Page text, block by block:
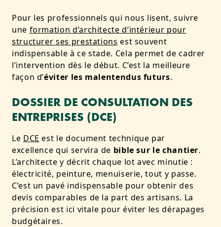
Pour les professionnels qui nous lisent, suivre
une formation d’architecte d’intérieur pour
structurer ses prestations est souvent
indispensable à ce stade. Cela permet de cadrer
l’intervention dès le début. C’est la meilleure
façon d’éviter les malentendus futurs.
DOSSIER DE CONSULTATION DES
ENTREPRISES (DCE)
Le DCE est le document technique par
excellence qui servira de bible sur le chantier.
L’architecte y décrit chaque lot avec minutie :
électricité, peinture, menuiserie, tout y passe.
C’est un pavé indispensable pour obtenir des
devis comparables de la part des artisans. La
précision est ici vitale pour éviter les dérapages
budgétaires.